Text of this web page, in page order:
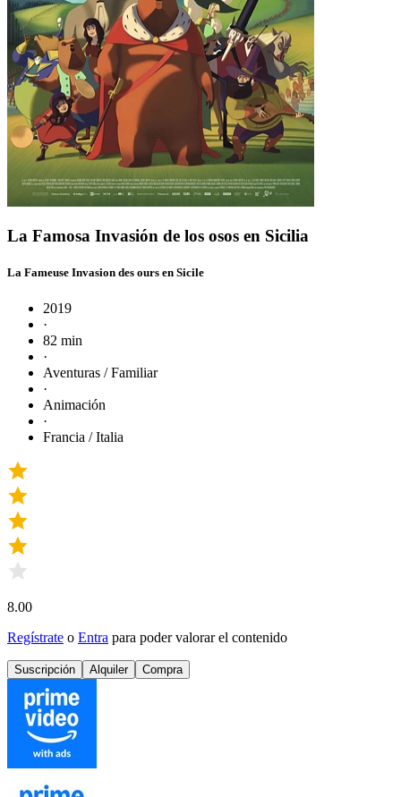
La Famosa Invasión de los osos en Sicilia
La Fameuse Invasion des ours en Sicile
2019
·
82 min
·
Aventuras / Familiar
·
Animación
·
Francia / Italia
8.00
Regístrate o Entra para poder valorar el contenido
Suscripción Alquiler Compra